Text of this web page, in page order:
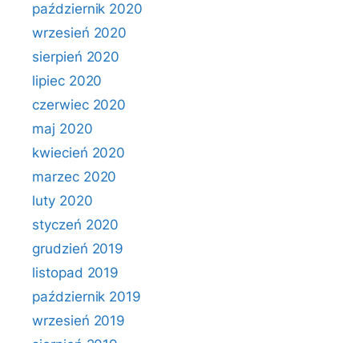
październik 2020
wrzesień 2020
sierpień 2020
lipiec 2020
czerwiec 2020
maj 2020
kwiecień 2020
marzec 2020
luty 2020
styczeń 2020
grudzień 2019
listopad 2019
październik 2019
wrzesień 2019